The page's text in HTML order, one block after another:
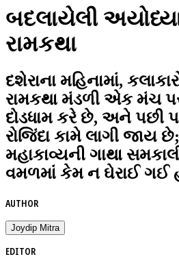
બદલાયેલી
રામકથા
દશેરાના મહિનામાં,
રામકથા મંડળી એક મંચ
દોડધામ કરે છે, અને પછી
રોજિંદા કામે લાગી
મહાકાવ્યની ગાથા
વમળમાં કેમ ન ઘેરાઈ ગઈ
AUTHOR
Joydip Mitra
EDITOR